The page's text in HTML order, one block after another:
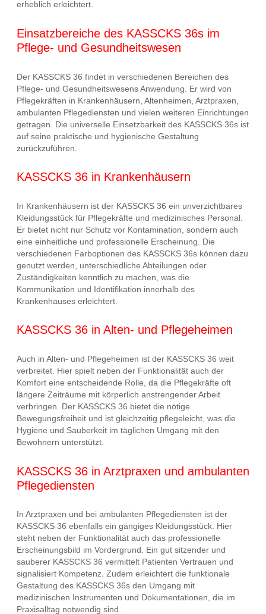
erheblich erleichtert.
Einsatzbereiche des KASSCKS 36s im
Pflege- und Gesundheitswesen
Der KASSCKS 36 findet in verschiedenen Bereichen des
Pflege- und Gesundheitswesens Anwendung. Er wird von
Pflegekräften in Krankenhäusern, Altenheimen, Arztpraxen,
ambulanten Pflegediensten und vielen weiteren Einrichtungen
getragen. Die universelle Einsetzbarkeit des KASSCKS 36s ist
auf seine praktische und hygienische Gestaltung
zurückzuführen.
KASSCKS 36 in Krankenhäusern
In Krankenhäusern ist der KASSCKS 36 ein unverzichtbares
Kleidungsstück für Pflegekräfte und medizinisches Personal.
Er bietet nicht nur Schutz vor Kontamination, sondern auch
eine einheitliche und professionelle Erscheinung. Die
verschiedenen Farboptionen des KASSCKS 36s können dazu
genutzt werden, unterschiedliche Abteilungen oder
Zuständigkeiten kenntlich zu machen, was die
Kommunikation und Identifikation innerhalb des
Krankenhauses erleichtert.
KASSCKS 36 in Alten- und Pflegeheimen
Auch in Alten- und Pflegeheimen ist der KASSCKS 36 weit
verbreitet. Hier spielt neben der Funktionalität auch der
Komfort eine entscheidende Rolle, da die Pflegekräfte oft
längere Zeiträume mit körperlich anstrengender Arbeit
verbringen. Der KASSCKS 36 bietet die nötige
Bewegungsfreiheit und ist gleichzeitig pflegeleicht, was die
Hygiene und Sauberkeit im täglichen Umgang mit den
Bewohnern unterstützt.
KASSCKS 36 in Arztpraxen und ambulanten
Pflegediensten
In Arztpraxen und bei ambulanten Pflegediensten ist der
KASSCKS 36 ebenfalls ein gängiges Kleidungsstück. Hier
steht neben der Funktionalität auch das professionelle
Erscheinungsbild im Vordergrund. Ein gut sitzender und
sauberer KASSCKS 36 vermittelt Patienten Vertrauen und
signalisiert Kompetenz. Zudem erleichtert die funktionale
Gestaltung des KASSCKS 36s den Umgang mit
medizinischen Instrumenten und Dokumentationen, die im
Praxisalltag notwendig sind.